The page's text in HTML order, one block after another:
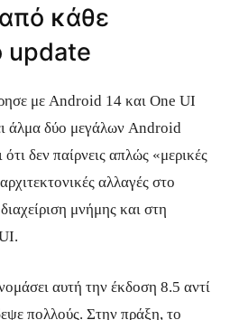
κάθε
update
με Android 14 και One UI
άλμα δύο μεγάλων Android
δεν παίρνεις απλώς «μερικές
αλλαγές στο
μνήμης και στη
αυτή την έκδοση 8.5 αντί
πολλούς. Στην πράξη, το